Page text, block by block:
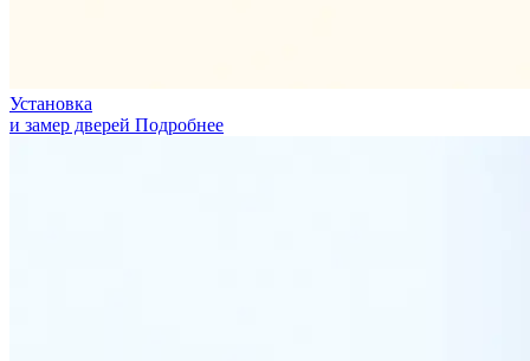
Установка
и замер дверей Подробнее